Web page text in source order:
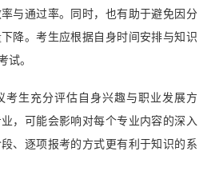
与通过率。同时，也有助于避免因分
降。考生应根据自身时间安排与知识
试。
考生充分评估自身兴趣与职业发展方
，可能会影响对每个专业内容的深入
、逐项报考的方式更有利于知识的系